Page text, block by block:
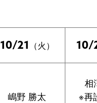
10/21 （火） 10/
嶋野 勝太
相
※再